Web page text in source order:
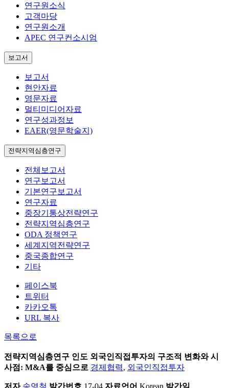
연구원소식
고객마당
연구원소개
APEC 연구컨소시엄
보고서
보고서
현안자료
영문자료
멀티미디어자료
연구성과정보
EAER(영문학술지)
전략지역심층연구
전체보고서
연구보고서
기본연구보고서
연구자료
중장기통상전략연구
전략지역심층연구
ODA 정책연구
세계지역전략연구
중국종합연구
기타
페이스북
트위터
카카오톡
URL 복사
목록으로
전략지역심층연구 인도 외국인직접투자의 구조적 변화와 시
사점: M&A를 중심으로 경제협력, 외국인직접투자